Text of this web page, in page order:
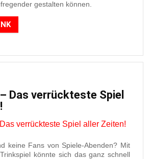
gestalten können.
Das verrückteste Spiel
keine Fans von Spiele-Abenden? Mit
könnte sich das ganz schnell